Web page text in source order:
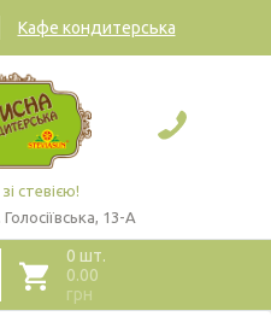
Кафе кондитерська
стевією!
13-А
0 шт.
0.00
грн